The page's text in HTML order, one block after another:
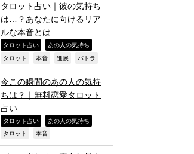
タロット占い｜彼の気持ち
は…？あなたに向けるリア
ルな本音とは
タロット占い あの人の気持ち
タロット 本音 進展 パトラ
今この瞬間のあの人の気持
ちは？｜無料恋愛タロット
占い
タロット占い あの人の気持ち
タロット 本音